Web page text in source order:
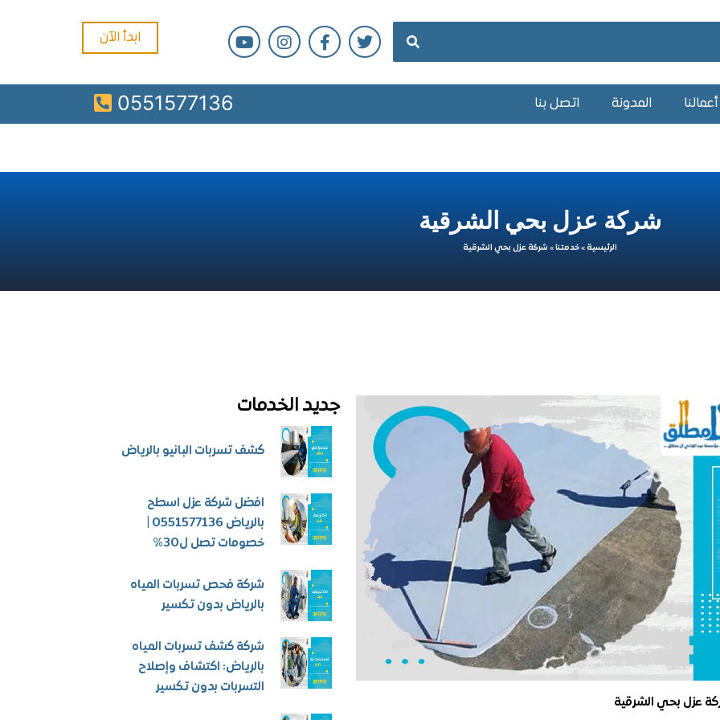
ابدأ الآن
المدونة اتصل بنا 0551577136
شركة عزل بحي الشرقية
الرئيسية»خدمتنا» شركة عزل بحي الشرقية
عزل بحي الشرقية
جديد الخدمات
كشف تسربات البانيو بالرياض
افضل شركة عزل اسطح
خصومات تصل ل30%
شركة فحص تسربات المياه
بالرياض بدون تكسير
شركة كشف تسربات المياه
بالرياض: اكتشاف وإصلاح
التسربات بدون تكسير